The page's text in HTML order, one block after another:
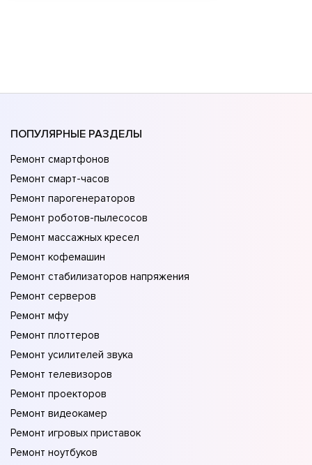
ПОПУЛЯРНЫЕ РАЗДЕЛЫ
Ремонт смартфонов
Ремонт смарт-часов
Ремонт парогенераторов
Ремонт роботов-пылесосов
Ремонт массажных кресел
Ремонт кофемашин
Ремонт стабилизаторов напряжения
Ремонт серверов
Ремонт мфу
Ремонт плоттеров
Ремонт усилителей звука
Ремонт телевизоров
Ремонт проекторов
Ремонт видеокамер
Ремонт игровых приставок
Ремонт ноутбуков